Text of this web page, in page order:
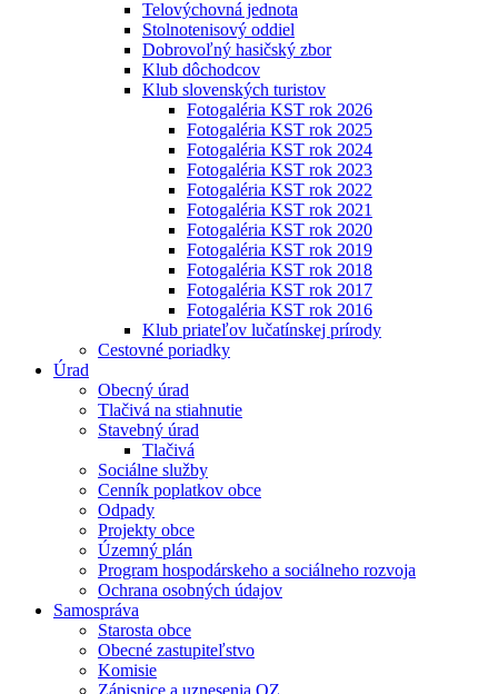
Telovýchovná jednota
Stolnotenisový oddiel
Dobrovoľný hasičský zbor
Klub dôchodcov
Klub slovenských turistov
Fotogaléria KST rok 2026
Fotogaléria KST rok 2025
Fotogaléria KST rok 2024
Fotogaléria KST rok 2023
Fotogaléria KST rok 2022
Fotogaléria KST rok 2021
Fotogaléria KST rok 2020
Fotogaléria KST rok 2019
Fotogaléria KST rok 2018
Fotogaléria KST rok 2017
Fotogaléria KST rok 2016
Klub priateľov lučatínskej prírody
Cestovné poriadky
Úrad
Obecný úrad
Tlačivá na stiahnutie
Stavebný úrad
Tlačivá
Sociálne služby
Cenník poplatkov obce
Odpady
Projekty obce
Územný plán
Program hospodárskeho a sociálneho rozvoja
Ochrana osobných údajov
Samospráva
Starosta obce
Obecné zastupiteľstvo
Komisie
Zápisnice a uznesenia OZ